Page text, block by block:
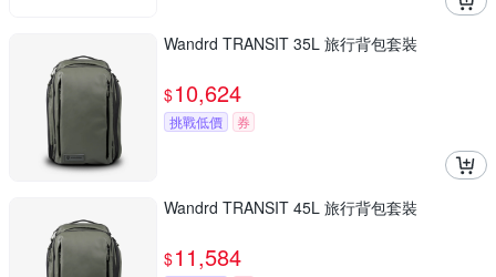
Wandrd TRANSIT 35L 旅行背包套裝
$10,624
挑戰低價 券
Wandrd TRANSIT 45L 旅行背包套裝
$11,584